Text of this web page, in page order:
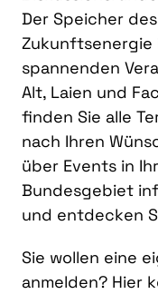
Der Speicher
Zukunftsenergie
spannenden
Alt, Laien und
finden Sie alle
nach Ihren
über Events in
Bundesgebiet
und entdecken
Sie wollen eine
anmelden? Hier